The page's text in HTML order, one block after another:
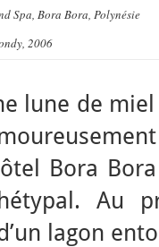
Spa, Bora Bora, Polynésie
2006
lune de
Bora
Au
lagon